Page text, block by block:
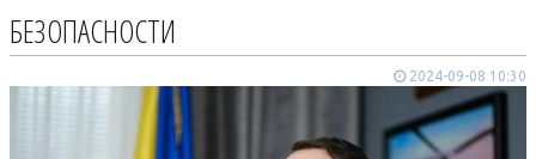
БЕЗОПАСНОСТИ
2024-09-08 10:30